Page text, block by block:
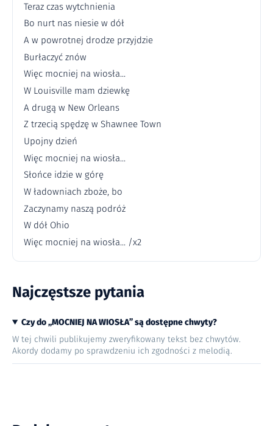
Teraz czas wytchnienia
Bo nurt nas niesie w dół
A w powrotnej drodze przyjdzie
Burłaczyć znów
Więc mocniej na wiosła...
W Louisville mam dziewkę
A drugą w New Orleans
Z trzecią spędzę w Shawnee Town
Upojny dzień
Więc mocniej na wiosła...
Słońce idzie w górę
W ładowniach zboże, bo
Zaczynamy naszą podróż
W dół Ohio
Więc mocniej na wiosła... /x2
Najczęstsze pytania
Czy do „MOCNIEJ NA WIOSŁA” są dostępne chwyty?
W tej chwili publikujemy zweryfikowany tekst bez chwytów.
Akordy dodamy po sprawdzeniu ich zgodności z melodią.